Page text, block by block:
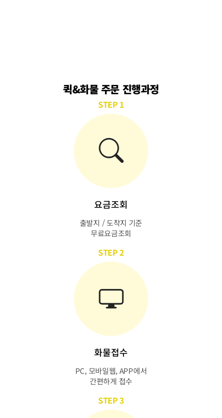
퀵&화물 주문 진행과정
STEP 1
요금조회
출발지 / 도착지 기준
무료요금조회
STEP 2
화물접수
PC, 모바일웹, APP에서
간편하게 접수
STEP 3